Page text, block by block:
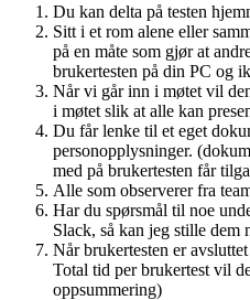
Du kan delta på testen
Sitt i et rom alene eller
på en måte som gjør at
brukertesten på din PC og
Når vi går inn i møtet vil
i møtet slik at alle kan
Du får lenke til et eget
personopplysninger.
med på brukertesten får
Alle som observerer fra
Har du spørsmål til noe
Slack, så kan jeg stille dem
Når brukertesten er
Total tid per brukertest vil
oppsummering)